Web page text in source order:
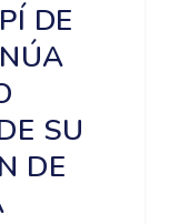
DE
SU
DE